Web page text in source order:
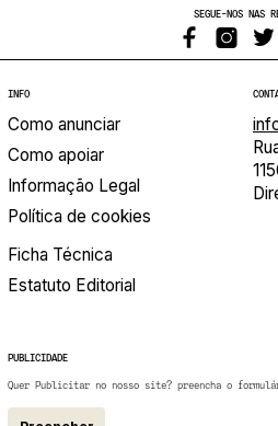
SEGUE-NOS NAS
INFO
Como anunciar
Como apoiar
Informação Legal
Política de cookies
Ficha Técnica
Estatuto Editorial
PUBLICIDADE
Quer Publicitar no nosso site? preencha o